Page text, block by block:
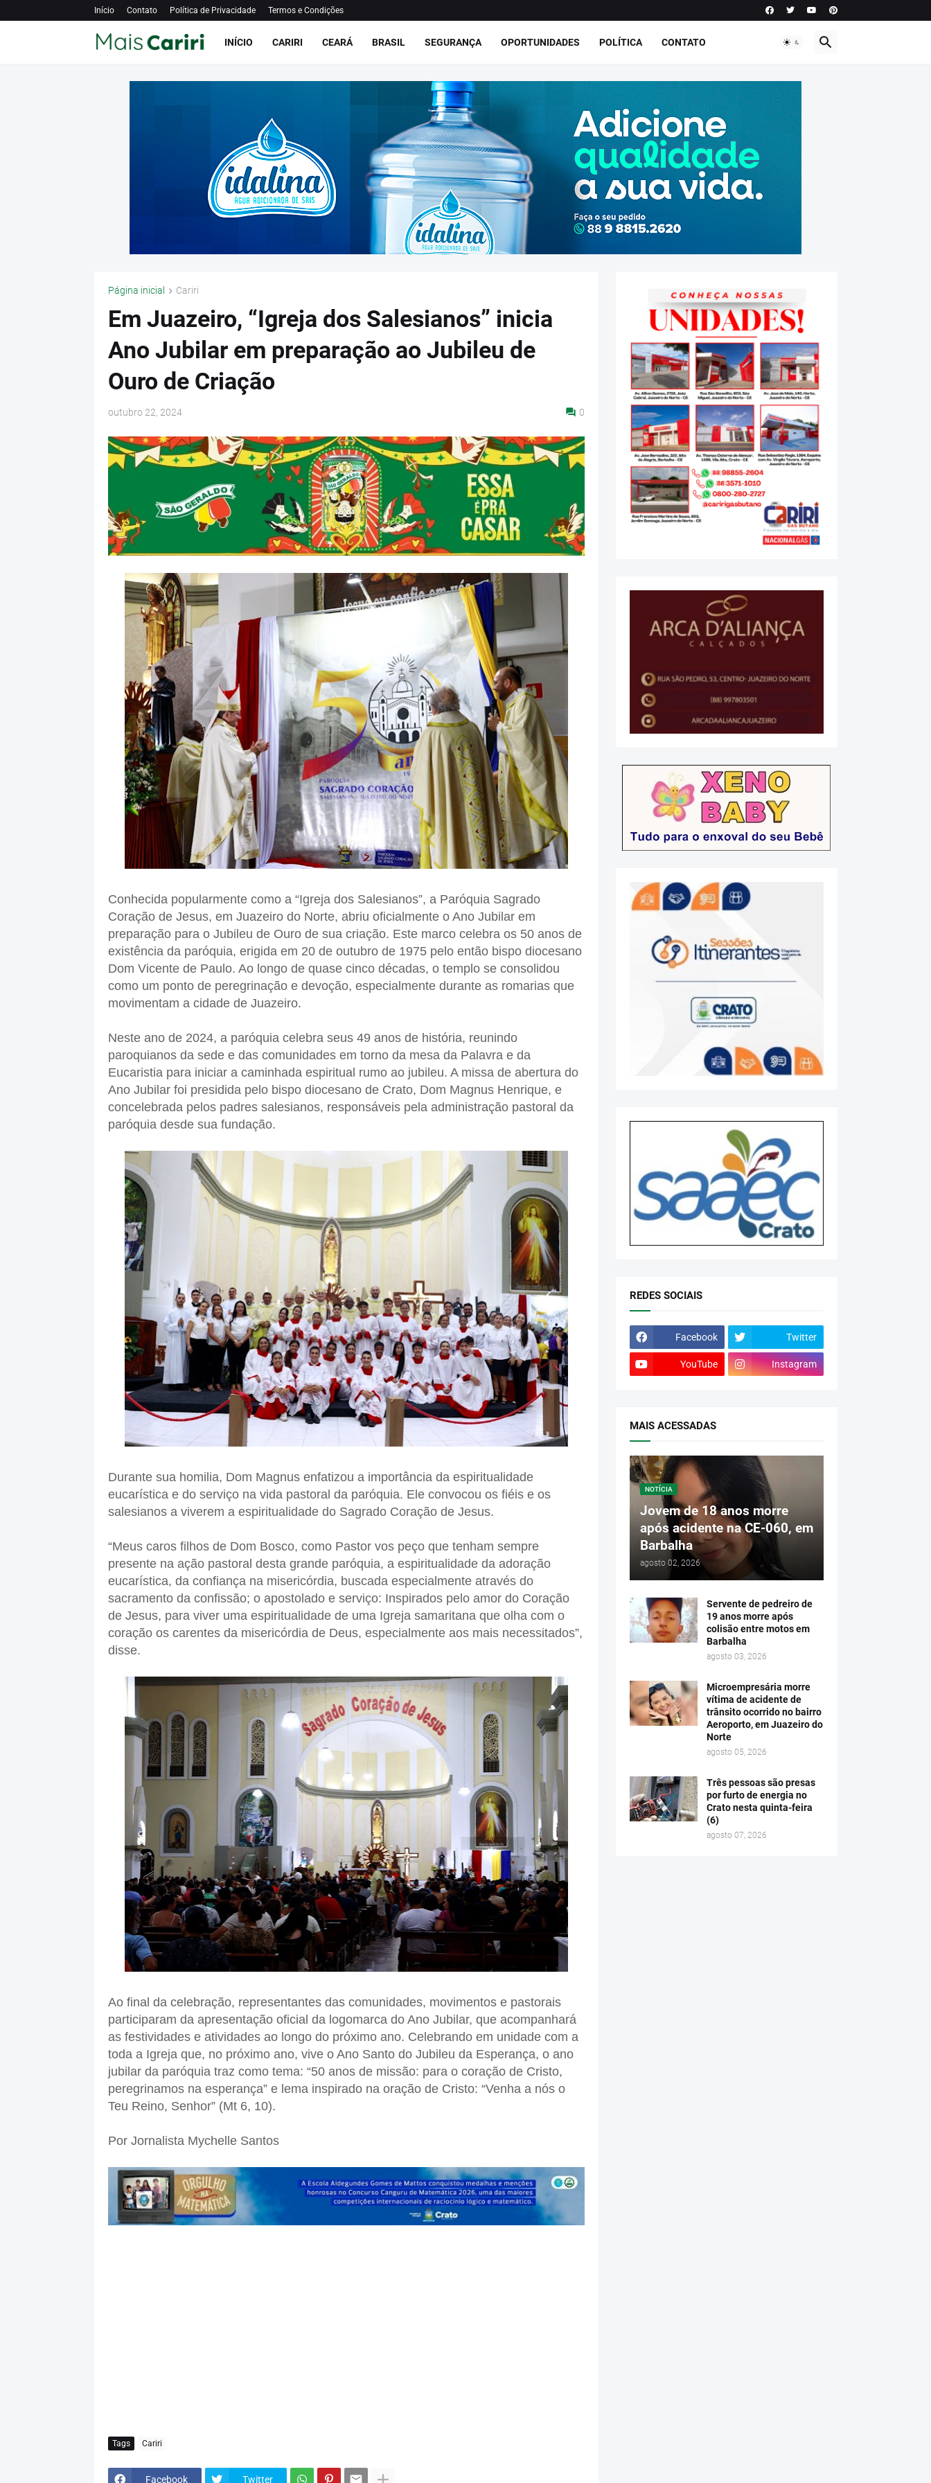
Início Contato Política de Privacidade Termos e Condições
INÍCIO CARIRI CEARÁ BRASIL SEGURANÇA OPORTUNIDADES POLÍTICA CONTATO
Página inicial Cariri
Em Juazeiro, “Igreja dos Salesianos” inicia
Ano Jubilar em preparação ao Jubileu de
Ouro de Criação
outubro 22, 2024 0
Conhecida popularmente como a “Igreja dos Salesianos”, a Paróquia Sagrado
Coração de Jesus, em Juazeiro do Norte, abriu oficialmente o Ano Jubilar em
preparação para o Jubileu de Ouro de sua criação. Este marco celebra os 50 anos de
existência da paróquia, erigida em 20 de outubro de 1975 pelo então bispo diocesano
Dom Vicente de Paulo. Ao longo de quase cinco décadas, o templo se consolidou
como um ponto de peregrinação e devoção, especialmente durante as romarias que
movimentam a cidade de Juazeiro.
Neste ano de 2024, a paróquia celebra seus 49 anos de história, reunindo
paroquianos da sede e das comunidades em torno da mesa da Palavra e da
Eucaristia para iniciar a caminhada espiritual rumo ao jubileu. A missa de abertura do
Ano Jubilar foi presidida pelo bispo diocesano de Crato, Dom Magnus Henrique, e
concelebrada pelos padres salesianos, responsáveis pela administração pastoral da
paróquia desde sua fundação.
Durante sua homilia, Dom Magnus enfatizou a importância da espiritualidade
eucarística e do serviço na vida pastoral da paróquia. Ele convocou os fiéis e os
salesianos a viverem a espiritualidade do Sagrado Coração de Jesus.
“Meus caros filhos de Dom Bosco, como Pastor vos peço que tenham sempre
presente na ação pastoral desta grande paróquia, a espiritualidade da adoração
eucarística, da confiança na misericórdia, buscada especialmente através do
sacramento da confissão; o apostolado e serviço: Inspirados pelo amor do Coração
de Jesus, para viver uma espiritualidade de uma Igreja samaritana que olha com o
coração os carentes da misericórdia de Deus, especialmente aos mais necessitados”,
disse.
Ao final da celebração, representantes das comunidades, movimentos e pastorais
participaram da apresentação oficial da logomarca do Ano Jubilar, que acompanhará
as festividades e atividades ao longo do próximo ano. Celebrando em unidade com a
toda a Igreja que, no próximo ano, vive o Ano Santo do Jubileu da Esperança, o ano
jubilar da paróquia traz como tema: “50 anos de missão: para o coração de Cristo,
peregrinamos na esperança” e lema inspirado na oração de Cristo: “Venha a nós o
Teu Reino, Senhor” (Mt 6, 10).
Por Jornalista Mychelle Santos
Tags Cariri
Facebook Twitter
REDES SOCIAIS
Facebook Twitter
YouTube Instagram
MAIS ACESSADAS
NOTÍCIA
Jovem de 18 anos morre
após acidente na CE-060, em
Barbalha
agosto 02, 2026
Servente de pedreiro de
19 anos morre após
colisão entre motos em
Barbalha
agosto 03, 2026
Microempresária morre
vítima de acidente de
trânsito ocorrido no bairro
Aeroporto, em Juazeiro do
Norte
agosto 05, 2026
Três pessoas são presas
por furto de energia no
Crato nesta quinta-feira
(6)
agosto 07, 2026